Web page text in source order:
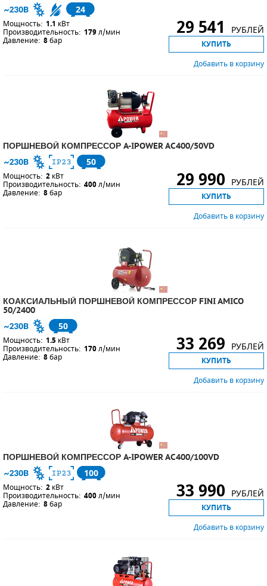
24
Мощность: 1.1 кВт
Производительность: 179л/мин
Давление: 8бар
29 541 РУБЛЕЙ
КУПИТЬ
Добавить в корзину
ПОРШНЕВОЙ КОМПРЕССОР A-IPOWER AC400/50VD
50
Мощность: 2 кВт
Производительность: 400л/мин
Давление: 8бар
29 990 РУБЛЕЙ
КУПИТЬ
Добавить в корзину
КОАКСИАЛЬНЫЙ ПОРШНЕВОЙ КОМПРЕССОР FINI AMICO
50/2400
50
Мощность: 1.5 кВт
Производительность: 170л/мин
Давление: 8бар
33 269 РУБЛЕЙ
КУПИТЬ
Добавить в корзину
ПОРШНЕВОЙ КОМПРЕССОР A-IPOWER AC400/100VD
100
Мощность: 2 кВт
Производительность: 400л/мин
Давление: 8бар
33 990 РУБЛЕЙ
КУПИТЬ
Добавить в корзину